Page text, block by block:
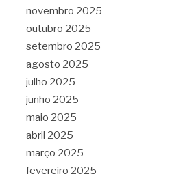
novembro 2025
outubro 2025
setembro 2025
agosto 2025
julho 2025
junho 2025
maio 2025
abril 2025
março 2025
fevereiro 2025